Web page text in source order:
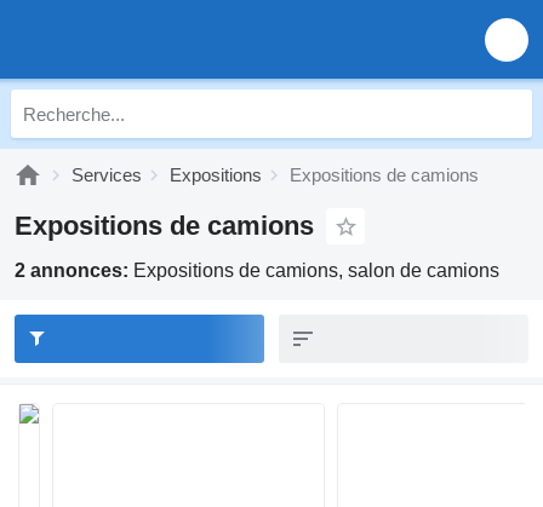
Services Expositions Expositions de camions
Expositions de camions
2 annonces: Expositions de camions, salon de camions